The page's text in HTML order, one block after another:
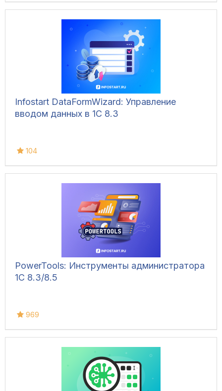
Infostart DataFormWizard: Управление
вводом данных в 1С 8.3
104
PowerTools: Инструменты администратора
1С 8.3/8.5
969